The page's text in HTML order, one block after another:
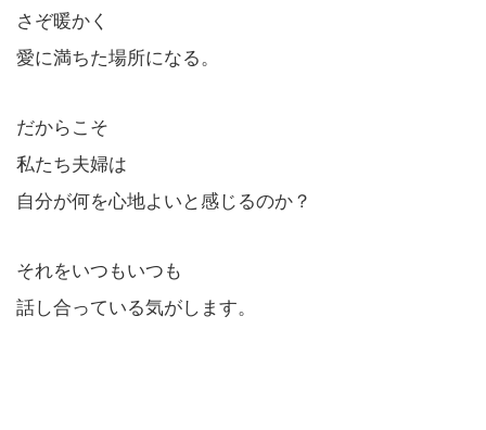
さぞ暖かく
愛に満ちた場所になる。
だからこそ
私たち夫婦は
自分が何を心地よいと感じるのか？
それをいつもいつも
話し合っている気がします。